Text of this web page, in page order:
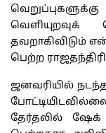
தவறாகிவிடும்
பெற்ற
ஜனவரியில்
தேர்தலில்